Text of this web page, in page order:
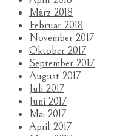
März 2018
Februar 2018
November 2017
Oktober 2017
September 2017
August 2017
Juli 2017
Juni 2017
Mai 2017
April 2017